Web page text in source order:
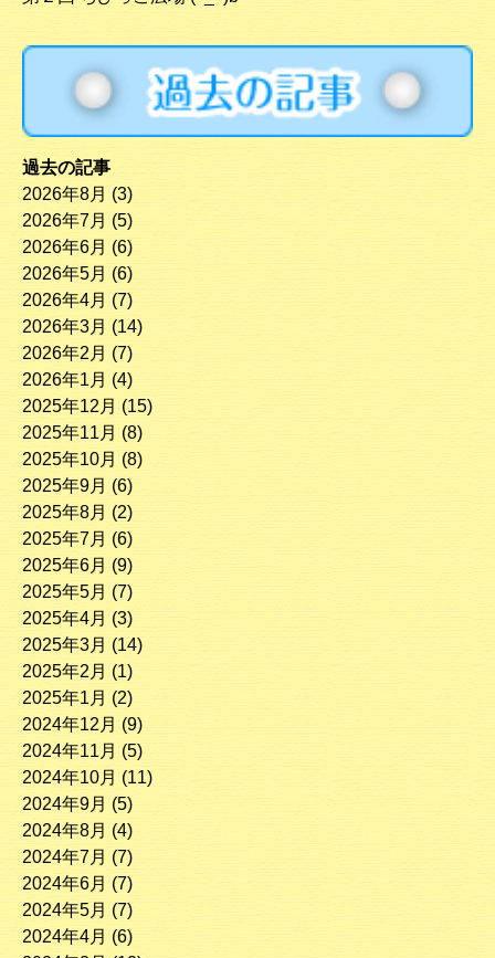
過去の記事
2026年8月 (3)
2026年7月 (5)
2026年6月 (6)
2026年5月 (6)
2026年4月 (7)
2026年3月 (14)
2026年2月 (7)
2026年1月 (4)
2025年12月 (15)
2025年11月 (8)
2025年10月 (8)
2025年9月 (6)
2025年8月 (2)
2025年7月 (6)
2025年6月 (9)
2025年5月 (7)
2025年4月 (3)
2025年3月 (14)
2025年2月 (1)
2025年1月 (2)
2024年12月 (9)
2024年11月 (5)
2024年10月 (11)
2024年9月 (5)
2024年8月 (4)
2024年7月 (7)
2024年6月 (7)
2024年5月 (7)
2024年4月 (6)